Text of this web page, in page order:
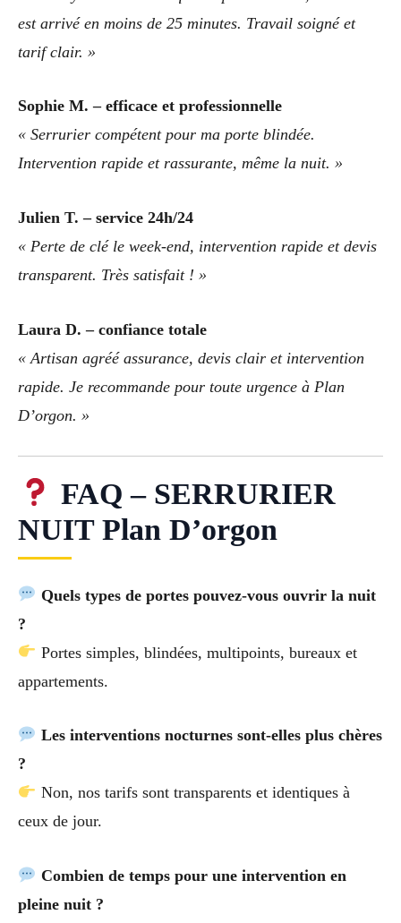
est arrivé en moins de 25 minutes. Travail soigné et
tarif clair. »
Sophie M. – efficace et professionnelle
« Serrurier compétent pour ma porte blindée.
Intervention rapide et rassurante, même la nuit. »
Julien T. – service 24h/24
« Perte de clé le week-end, intervention rapide et devis
transparent. Très satisfait ! »
Laura D. – confiance totale
« Artisan agréé assurance, devis clair et intervention
rapide. Je recommande pour toute urgence à Plan
D’orgon. »
FAQ – SERRURIER
NUIT Plan D’orgon
Quels types de portes pouvez-vous ouvrir la nuit
?
Portes simples, blindées, multipoints, bureaux et
appartements.
Les interventions nocturnes sont-elles plus chères
?
Non, nos tarifs sont transparents et identiques à
ceux de jour.
Combien de temps pour une intervention en
pleine nuit ?